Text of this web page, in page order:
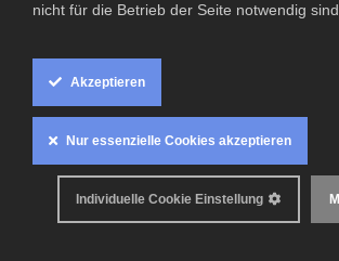
Stracciatella-Mousse
Kirschragout
6,00
Inkl. MwSt. zzgl.Versandkosten
nicht für die Betrieb der Seite notwendig sind.
Akzeptieren
Nur essenzielle Cookies akzeptieren
Individuelle Cookie Einstellung